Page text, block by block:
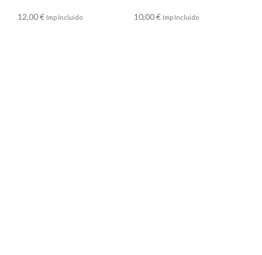
12,00€ Imp Incluido 10,00€ Imp Incluido